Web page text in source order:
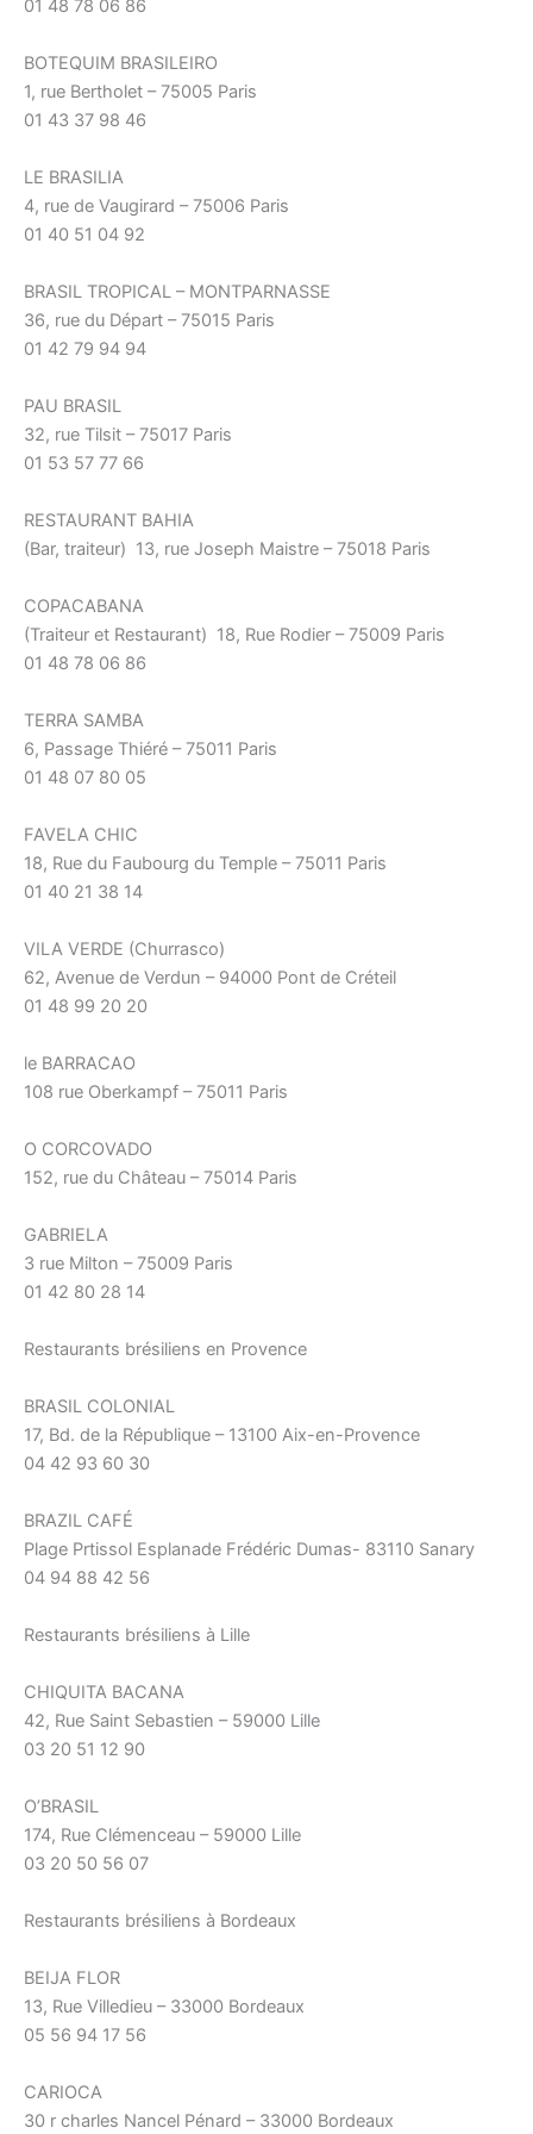
01 48 78 06 86
BOTEQUIM BRASILEIRO
1, rue Bertholet – 75005 Paris
01 43 37 98 46
LE BRASILIA
4, rue de Vaugirard – 75006 Paris
01 40 51 04 92
BRASIL TROPICAL – MONTPARNASSE
36, rue du Départ – 75015 Paris
01 42 79 94 94
PAU BRASIL
32, rue Tilsit – 75017 Paris
01 53 57 77 66
RESTAURANT BAHIA
(Bar, traiteur) 13, rue Joseph Maistre – 75018 Paris
COPACABANA
(Traiteur et Restaurant) 18, Rue Rodier – 75009 Paris
01 48 78 06 86
TERRA SAMBA
6, Passage Thiéré – 75011 Paris
01 48 07 80 05
FAVELA CHIC
18, Rue du Faubourg du Temple – 75011 Paris
01 40 21 38 14
VILA VERDE (Churrasco)
62, Avenue de Verdun – 94000 Pont de Créteil
01 48 99 20 20
le BARRACAO
108 rue Oberkampf – 75011 Paris
O CORCOVADO
152, rue du Château – 75014 Paris
GABRIELA
3 rue Milton – 75009 Paris
01 42 80 28 14
Restaurants brésiliens en Provence
BRASIL COLONIAL
17, Bd. de la République – 13100 Aix-en-Provence
04 42 93 60 30
BRAZIL CAFÉ
Plage Prtissol Esplanade Frédéric Dumas- 83110 Sanary
04 94 88 42 56
Restaurants brésiliens à Lille
CHIQUITA BACANA
42, Rue Saint Sebastien – 59000 Lille
03 20 51 12 90
O’BRASIL
174, Rue Clémenceau – 59000 Lille
03 20 50 56 07
Restaurants brésiliens à Bordeaux
BEIJA FLOR
13, Rue Villedieu – 33000 Bordeaux
05 56 94 17 56
CARIOCA
30 r charles Nancel Pénard – 33000 Bordeaux